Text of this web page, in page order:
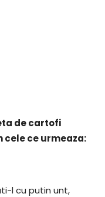
de cartofi
cele ce urmeaza:
l cu putin unt,